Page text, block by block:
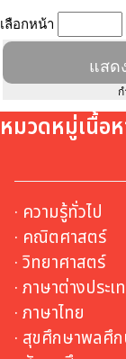
เลือกหน้า
แสด
หมวดหมู่เนื้อ
· ความรู้ทั่วไป
· คณิตศาสตร์
· วิทยาศาสตร์
· ภาษาต่างประเ
· ภาษาไทย
· สุขศึกษาพลศึ